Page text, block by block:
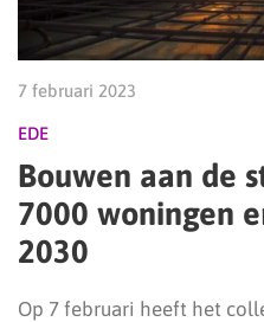
7 februari 2023
EDE
Bouwen aan de
7000 woningen
2030
Op 7 februari heeft het